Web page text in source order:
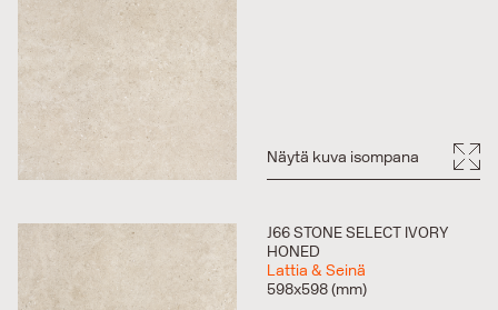
Näytä kuva isompana
J66 STONE SELECT IVORY
HONED
Lattia & Seinä
598x598 (mm)